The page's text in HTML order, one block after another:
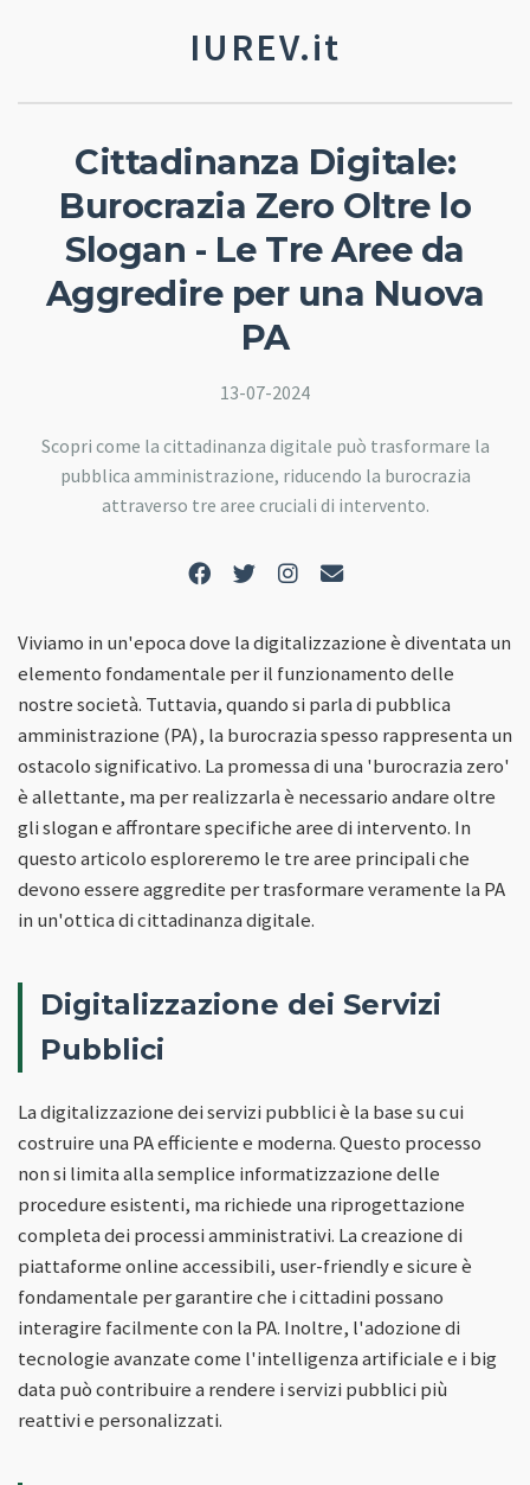
IUREV.it
Cittadinanza Digitale:
Burocrazia Zero Oltre lo
Slogan - Le Tre Aree da
Aggredire per una Nuova
PA
13-07-2024
Scopri come la cittadinanza digitale può trasformare la
pubblica amministrazione, riducendo la burocrazia
attraverso tre aree cruciali di intervento.
Viviamo in un'epoca dove la digitalizzazione è diventata un
elemento fondamentale per il funzionamento delle
nostre società. Tuttavia, quando si parla di pubblica
amministrazione (PA), la burocrazia spesso rappresenta un
ostacolo significativo. La promessa di una 'burocrazia zero'
è allettante, ma per realizzarla è necessario andare oltre
gli slogan e affrontare specifiche aree di intervento. In
questo articolo esploreremo le tre aree principali che
devono essere aggredite per trasformare veramente la PA
in un'ottica di cittadinanza digitale.
Digitalizzazione dei Servizi
Pubblici
La digitalizzazione dei servizi pubblici è la base su cui
costruire una PA efficiente e moderna. Questo processo
non si limita alla semplice informatizzazione delle
procedure esistenti, ma richiede una riprogettazione
completa dei processi amministrativi. La creazione di
piattaforme online accessibili, user-friendly e sicure è
fondamentale per garantire che i cittadini possano
interagire facilmente con la PA. Inoltre, l'adozione di
tecnologie avanzate come l'intelligenza artificiale e i big
data può contribuire a rendere i servizi pubblici più
reattivi e personalizzati.